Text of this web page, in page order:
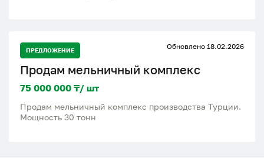
ПРЕДЛОЖЕНИЕ Обновлено 18.02.2026
Продам мельничный комплекс
75 000 000 ₸/ шт
Продам мельничный комплекс производства Турции.
Мощность 30 тонн